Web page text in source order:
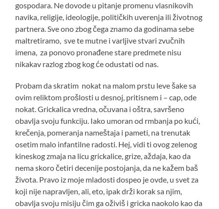
gospodara. Ne dovode u pitanje promenu vlasnikovih
navika, religije, ideologije, političkih uverenja ili životnog
partnera. Sve ono zbog čega znamo da godinama sebe
maltretiramo, sve te mutne i varljive stvari zvučnih
imena, za ponovo pronađene stare predmete nisu
nikakav razlog zbog kog će odustati od nas.
Probam da skratim nokat na malom prstu leve šake sa
ovim reliktom prošlosti u desnoj, pritisnem i – cap, ode
nokat. Grickalica vredna, očuvana i oštra, savršeno
obavlja svoju funkciju. Iako umoran od rmbanja po kući,
krečenja, pomeranja nameštaja i pameti, na trenutak
osetim malo infantilne radosti. Hej, vidi ti ovog zelenog
kineskog zmaja na licu grickalice, grize, aždaja, kao da
nema skoro četiri decenije postojanja, da ne kažem baš
života. Pravo iz moje mladosti dospeo je ovde, u svet za
koji nije napravljen, ali, eto, ipak drži korak sa njim,
obavlja svoju misiju čim ga oživiš i gricka naokolo kao da